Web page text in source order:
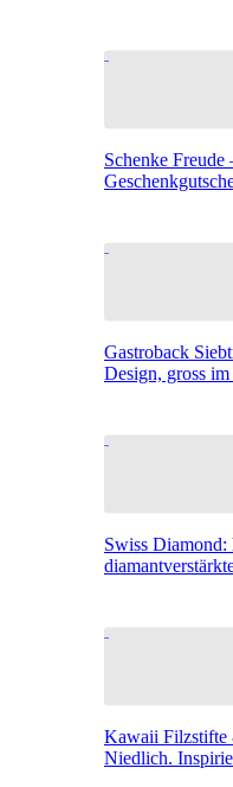
Schenke
Gastroback
Design, gross im
Swiss
Kawaii Filzstifte
Niedlich.